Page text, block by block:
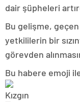
dair şüpheleri
Bu gelişme,
yetkililerin bir
görevden
Bu habere emoji